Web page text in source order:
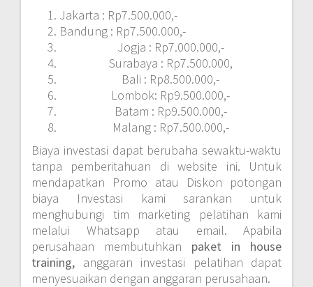
Jakarta : Rp7.500.000,-
Bandung : Rp7.500.000,-
Jogja : Rp7.000.000,-
Surabaya : Rp7.500.000,
Bali : Rp8.500.000,-
Lombok: Rp9.500.000,-
Batam : Rp9.500.000,-
Malang : Rp7.500.000,-
Biaya investasi dapat berubaha sewaktu-waktu
tanpa pemberitahuan di website ini. Untuk
mendapatkan Promo atau Diskon potongan
biaya Investasi kami sarankan untuk
menghubungi tim marketing pelatihan kami
melalui Whatsapp atau email. Apabila
perusahaan membutuhkan paket in house
training, anggaran investasi pelatihan dapat
menyesuaikan dengan anggaran perusahaan.